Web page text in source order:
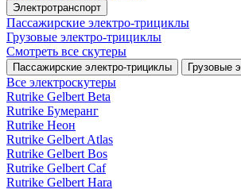
Электротранспорт
Пассажирские электро‑трициклы
Грузовые электро‑трициклы
Смотреть все скутеры
Пассажирские электро‑трициклы Грузовые
Все электро­скутеры
Rutrike Gelbert Beta
Rutrike Бумеранг
Rutrike Неон
Rutrike Gelbert Atlas
Rutrike Gelbert Bos
Rutrike Gelbert Caf
Rutrike Gelbert Hara